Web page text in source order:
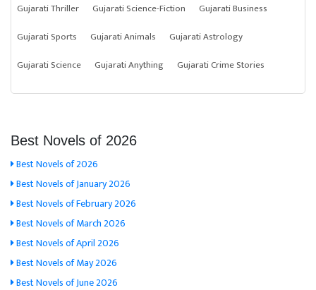
Gujarati Thriller
Gujarati Science-Fiction
Gujarati Business
Gujarati Sports
Gujarati Animals
Gujarati Astrology
Gujarati Science
Gujarati Anything Gujarati Crime Stories
Best Novels of 2026
Best Novels of 2026
Best Novels of January 2026
Best Novels of February 2026
Best Novels of March 2026
Best Novels of April 2026
Best Novels of May 2026
Best Novels of June 2026